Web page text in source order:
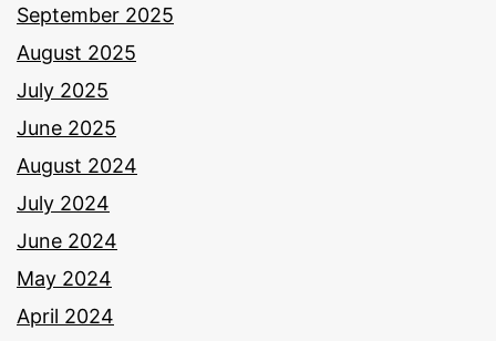
September 2025
August 2025
July 2025
June 2025
August 2024
July 2024
June 2024
May 2024
April 2024